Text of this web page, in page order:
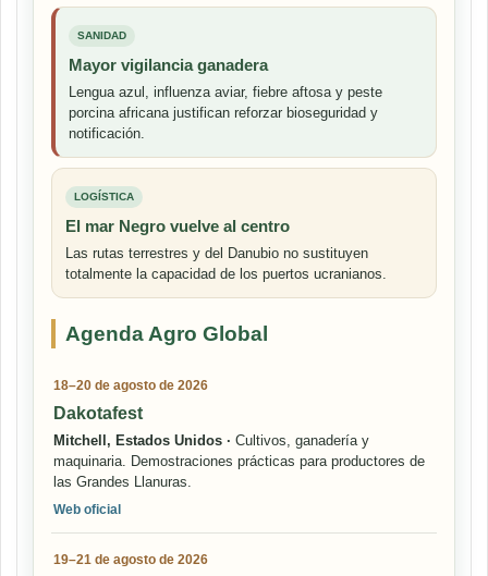
SANIDAD
Mayor vigilancia ganadera
Lengua azul, influenza aviar, fiebre aftosa y peste
porcina africana justifican reforzar bioseguridad y
notificación.
LOGÍSTICA
El mar Negro vuelve al centro
Las rutas terrestres y del Danubio no sustituyen
totalmente la capacidad de los puertos ucranianos.
Agenda Agro Global
18–20 de agosto de 2026
Dakotafest
Mitchell, Estados Unidos · Cultivos, ganadería y
maquinaria. Demostraciones prácticas para productores de
las Grandes Llanuras.
Web oficial
19–21 de agosto de 2026